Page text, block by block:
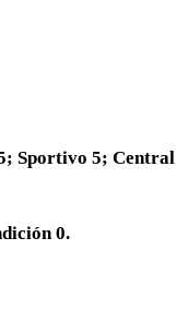
Sportivo 5; Central
0.